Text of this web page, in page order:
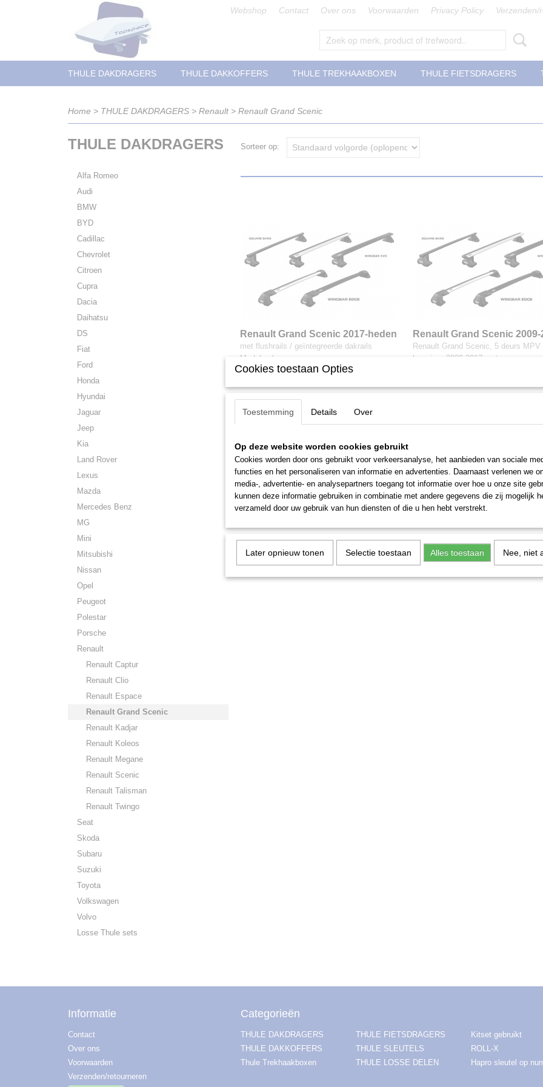
Webshop Contact Over ons Voorwaarden Privacy Policy Verzenden/
THULE DAKDRAGERS THULE DAKKOFFERS THULE TREKHAAKBOXEN THULE FIETSDRAGERS
Home > THULE DAKDRAGERS > Renault> Renault Grand Scenic
THULE DAKDRAGERS
Alfa Romeo
Audi
BMW
BYD
Cadillac
Chevrolet
Citroen
Cupra
Dacia
Daihatsu
DS
Fiat
Ford
Honda
Hyundai
Jaguar
Jeep
Kia
Land Rover
Lexus
Mazda
Mercedes Benz
MG
Mini
Mitsubishi
Nissan
Opel
Peugeot
Polestar
Porsche
Renault
Renault Captur
Renault Clio
Renault Espace
Renault Grand Scenic
Renault Kadjar
Renault Koleos
Renault Megane
Renault Scenic
Renault Talisman
Renault Twingo
Seat
Skoda
Subaru
Suzuki
Toyota
Volkswagen
Volvo
Losse Thule sets
Sorteer op:
Renault Grand Scenic 2017-heden
flushrails / geintegreerde rails
met flushrails / geïntegreerde dakrails
Modelreeks…
Renault Grand Scenic 2009-
kaal glad dak
Renault Grand Scenic, 5 deurs MPV
bouwjaar 2009-2017 met…
Informatie
Contact
Over ons
Voorwaarden
Verzenden/retourneren
Categorieën
THULE DAKDRAGERS
THULE DAKKOFFERS
Thule Trekhaakboxen
THULE FIETSDRAGERS
THULE SLEUTELS
THULE LOSSE DELEN
Kitset gebruikt
ROLL-X
Hapro sleutel op
Cookies toestaan Opties
Toestemming Details Over
Op deze website worden cookies gebruikt
Cookies worden door ons gebruikt voor verkeersanalyse, het aanbieden van sociale
functies en het personaliseren van informatie en advertenties. Daarnaast verlenen we
media-, advertentie- en analysepartners toegang tot informatie over hoe u onze site
kunnen deze informatie gebruiken in combinatie met andere gegevens die zij mogelijk
verzameld door uw gebruik van hun diensten of die u hen hebt verstrekt.
Later opnieuw tonen Selectie toestaan Alles toestaan Nee, niet